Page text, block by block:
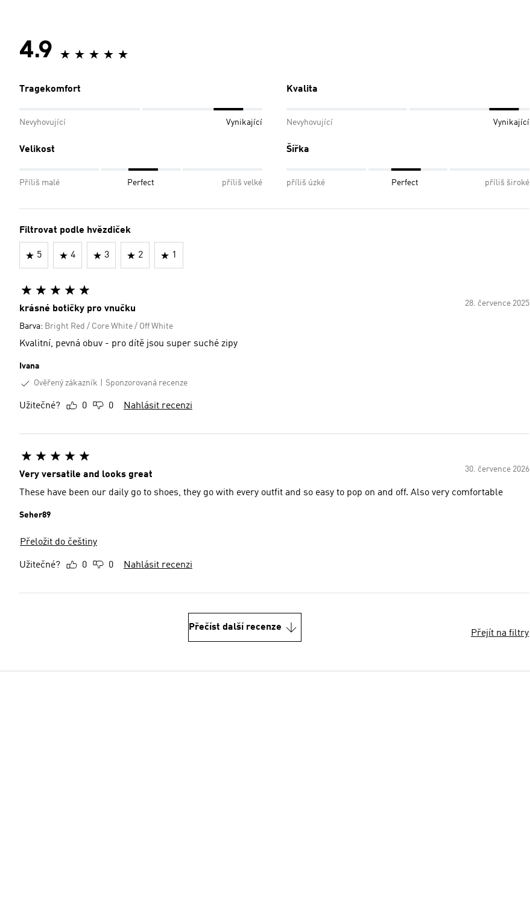
4.9
Tragekomfort
Nevyhovující Vynikající
Kvalita
Nevyhovující Vynikající
Velikost
Příliš malé Perfect příliš velké
Šířka
příliš úzké Perfect příliš široké
Filtrovat podle hvězdiček
5 4 3 2 1
28. července 2025
krásné botičky pro vnučku
Barva: Bright Red / Core White / Off White
Kvalitní, pevná obuv - pro dítě jsou super suché zipy
Ivana
Ověřený zákazník
Sponzorovaná recenze
Užitečné? 0 0 Nahlásit recenzi
30. července 2026
Very versatile and looks great
These have been our daily go to shoes, they go with every outfit and so easy to pop on and off. Also very comfortable
Seher89
Přeložit do češtiny
Užitečné? 0 0 Nahlásit recenzi
Přečíst další recenze
Přejít na filtry